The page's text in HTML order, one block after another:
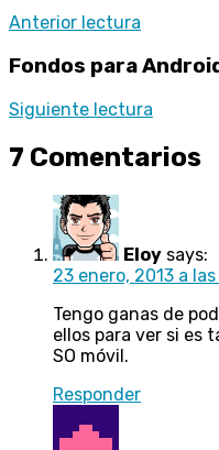
Anterior lectura
Fondos para
Siguiente lectura
7 Comentarios
Eloy says:
23 enero, 2013 a las
Tengo ganas de
ellos para ver si es
SO móvil.
Responder